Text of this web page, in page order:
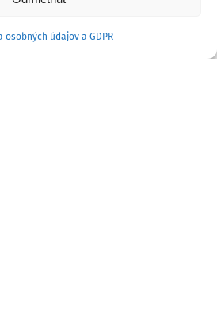
osobných údajov a GDPR